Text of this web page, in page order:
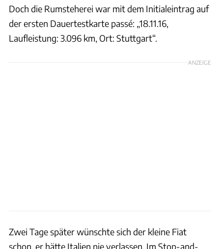
Doch die Rumsteherei war mit dem Initialeintrag auf
der ersten Dauertestkarte passé: „18.11.16,
Laufleistung: 3.096 km, Ort: Stuttgart“.
ANZEIGE
Zwei Tage später wünschte sich der kleine Fiat
schon, er hätte Italien nie verlassen. Im Stop-and-